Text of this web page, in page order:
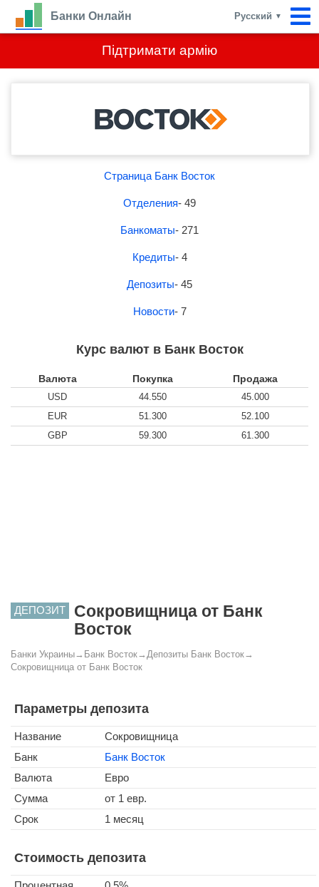
Підтримати армію
Банки Онлайн Русский ▼
Страница Банк Восток
Отделения- 49
Банкоматы- 271
Кредиты- 4
Депозиты- 45
Новости- 7
Курс валют в Банк Восток
Валюта Покупка Продажа
USD 44.550
45.000
EUR
51.300
52.100
GBP
59.300 61.300
ДЕПОЗИТ
Сокровищница от Банк
Восток
Банки Украины→ Банк Восток→ Депозиты Банк Восток→
Сокровищница от Банк Восток
Параметры депозита
Название
Сокровищница
Банк
Банк Восток
Валюта
Евро
Сумма
от 1 евр.
Срок
1 месяц
Стоимость депозита